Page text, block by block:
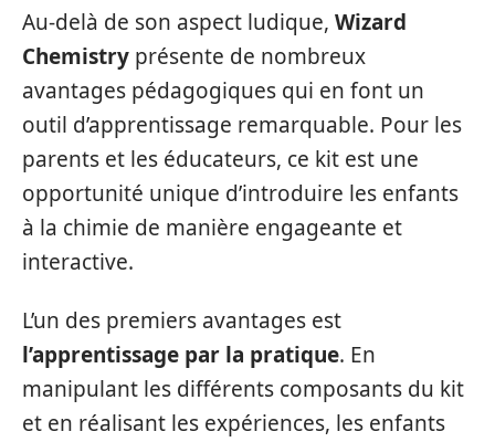
Au-delà de son aspect ludique, Wizard
Chemistry présente de nombreux
avantages pédagogiques qui en font un
outil d’apprentissage remarquable. Pour les
parents et les éducateurs, ce kit est une
opportunité unique d’introduire les enfants
à la chimie de manière engageante et
interactive.
L’un des premiers avantages est
l’apprentissage par la pratique. En
manipulant les différents composants du kit
et en réalisant les expériences, les enfants